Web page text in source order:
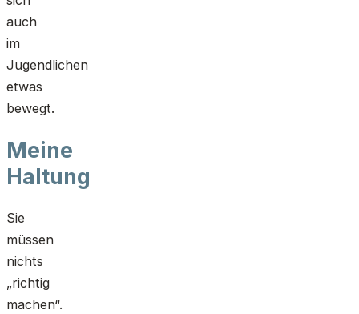
auch
im
Jugendlichen
etwas
bewegt.
Meine
Haltung
Sie
müssen
nichts
„richtig
machen“.